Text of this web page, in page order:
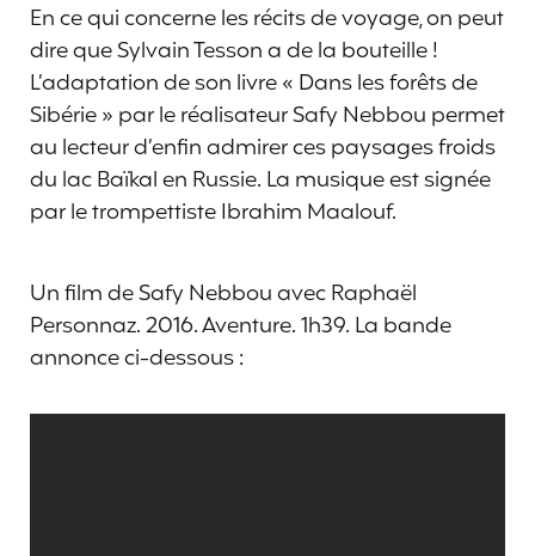
En ce qui concerne les récits de voyage, on peut
dire que Sylvain Tesson a de la bouteille !
L’adaptation de son livre « Dans les forêts de
Sibérie » par le réalisateur Safy Nebbou permet
au lecteur d’enfin admirer ces paysages froids
du lac Baïkal en Russie. La musique est signée
par le trompettiste Ibrahim Maalouf.
Un film de Safy Nebbou avec Raphaël
Personnaz. 2016. Aventure. 1h39. La bande
annonce ci-dessous :